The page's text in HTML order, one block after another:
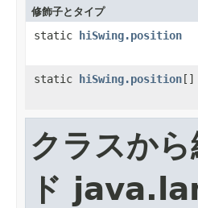
修飾子とタイプ
static hiSwing.position
static hiSwing.position[]
クラスか
ド